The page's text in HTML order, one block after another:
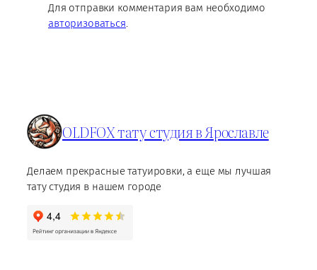
Для отправки комментария вам необходимо
авторизоваться.
OLDFOX тату студия в Ярославле
Делаем прекрасные татуировки, а еще мы лучшая
тату студия в нашем городе